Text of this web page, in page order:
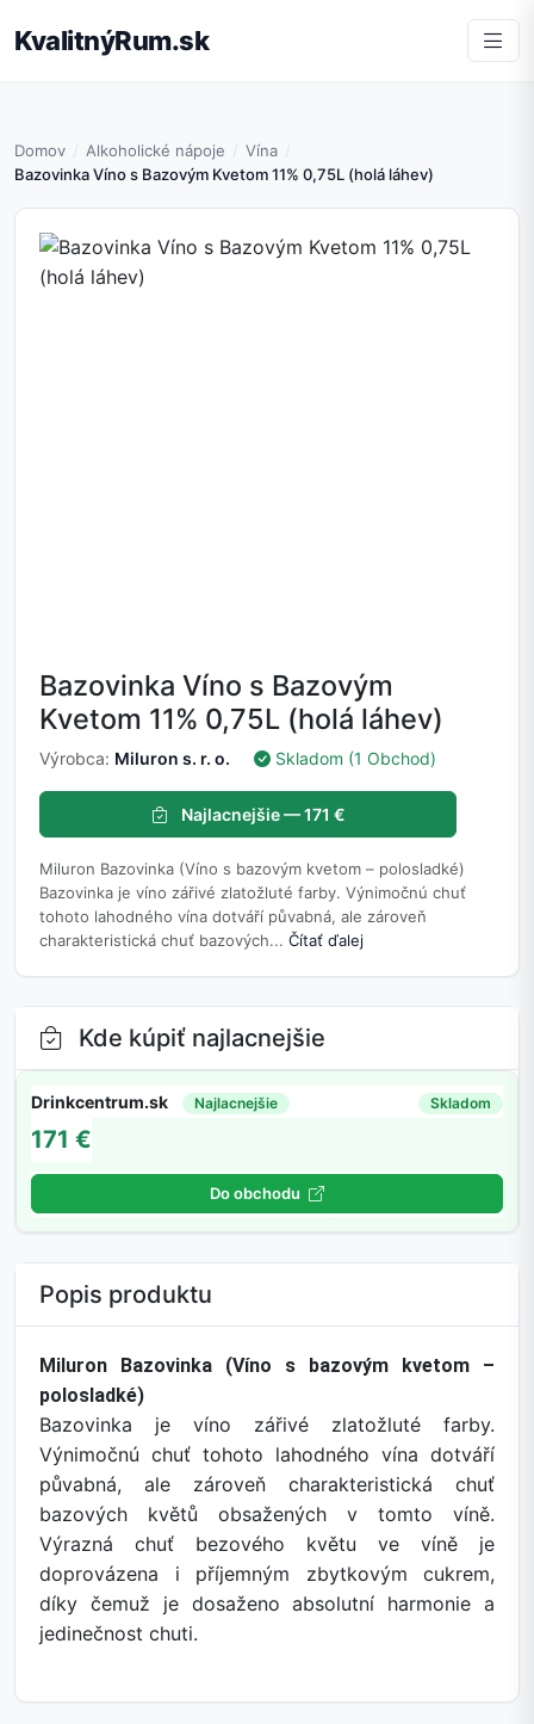
KvalitnýRum.sk
Domov Alkoholické nápoje
Vína
Bazovinka Víno s Bazovým Kvetom 11% 0,75L (holá láhev)
Bazovinka Víno s Bazovým
Kvetom 11% 0,75L (holá láhev)
Výrobca: Miluron s. r. o. Skladom (1 Obchod)
Najlacnejšie — 171 €
Miluron Bazovinka (Víno s bazovým kvetom – polosladké)
Bazovinka je víno zářivé zlatožluté farby. Výnimočnú chuť
tohoto lahodného vína dotváří půvabná, ale zároveň
charakteristická chuť bazových... Čítať ďalej
Kde kúpiť najlacnejšie
Drinkcentrum.sk Najlacnejšie Skladom
171 €
Do obchodu
Popis produktu
Miluron Bazovinka (Víno s bazovým kvetom –
polosladké)
Bazovinka je víno zářivé zlatožluté farby.
Výnimočnú chuť tohoto lahodného vína dotváří
půvabná, ale zároveň charakteristická chuť
bazových květů obsažených v tomto víně.
Výrazná chuť bezového květu ve víně je
doprovázena i příjemným zbytkovým cukrem,
díky čemuž je dosaženo absolutní harmonie a
jedinečnost chuti.